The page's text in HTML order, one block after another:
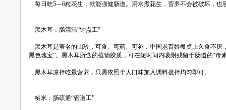
每日吃5—6粒花生，就能强健肠道。用水煮花生，营养不会被破坏，也
黑木耳：肠清洁“钟点工”
黑木耳是著名的山珍，可食、可药、可补，中国老百姓餐桌上久食不厌
黑色瑰宝”。黑木耳所含的植物胶质，可在短时间内吸附残留于肠道的“毒
黑木耳凉拌吃最营养，只需依照个人口味加入调料搅拌均匀即可。
糙米：肠疏通“管道工”